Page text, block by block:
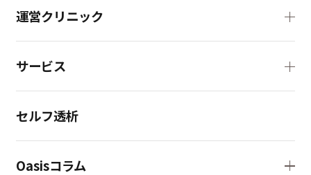
運営クリニック
サービス
セルフ透析
Oasisコラム